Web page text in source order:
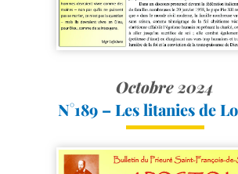
Octobre 2024
N°189 – Les litanies de